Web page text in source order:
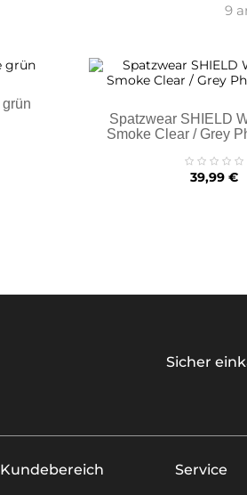
9
Spatzwear SHIELD
Smoke Clear / Grey
Preis
39,99 €
Sicher
Service